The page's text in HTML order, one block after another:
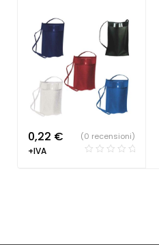
0,22 €
+IVA
(0 recensioni)